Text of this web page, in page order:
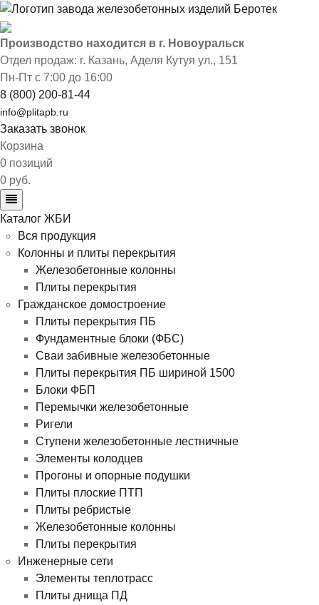
Производство находится в г. Новоуральск
Отдел продаж: г. Казань, Аделя Кутуя ул., 151
Пн-Пт с 7:00 до 16:00
8 (800) 200-81-44
info@plitapb.ru
Заказать звонок
Корзина
0 позиций
0 руб.
Каталог ЖБИ
Вся продукция
Колонны и плиты перекрытия
Железобетонные колонны
Плиты перекрытия
Гражданское домостроение
Плиты перекрытия ПБ
Фундаментные блоки (ФБС)
Сваи забивные железобетонные
Плиты перекрытия ПБ шириной 1500
Блоки ФБП
Перемычки железобетонные
Ригели
Ступени железобетонные лестничные
Элементы колодцев
Прогоны и опорные подушки
Плиты плоские ПТП
Плиты ребристые
Железобетонные колонны
Плиты перекрытия
Инженерные сети
Элементы теплотрасс
Плиты днища ПД